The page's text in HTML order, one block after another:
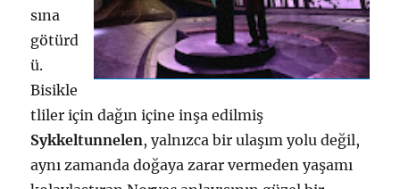
sına
götürd
ü.
Bisikle
tliler için dağın içine inşa edilmiş
Sykkeltunnelen, yalnızca bir ulaşım yolu değil,
aynı zamanda doğaya zarar vermeden yaşamı